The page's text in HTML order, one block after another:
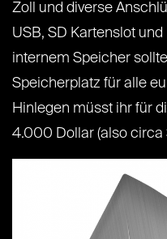
Zoll und diverse
USB, SD Kartenslot
internem Speicher
Speicherplatz für alle
Hinlegen müsst ihr für
4.000 Dollar (also circa